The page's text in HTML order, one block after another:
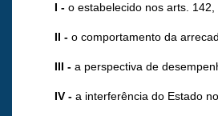
I - o estabelecido nos arts.
II - o comportamento da
III - a perspectiva de
IV - a interferência do Estado